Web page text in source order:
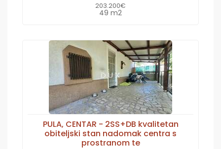
203.200€
49 m2
PULA, CENTAR - 2SS+DB kvalitetan
obiteljski stan nadomak centra s
prostranom te